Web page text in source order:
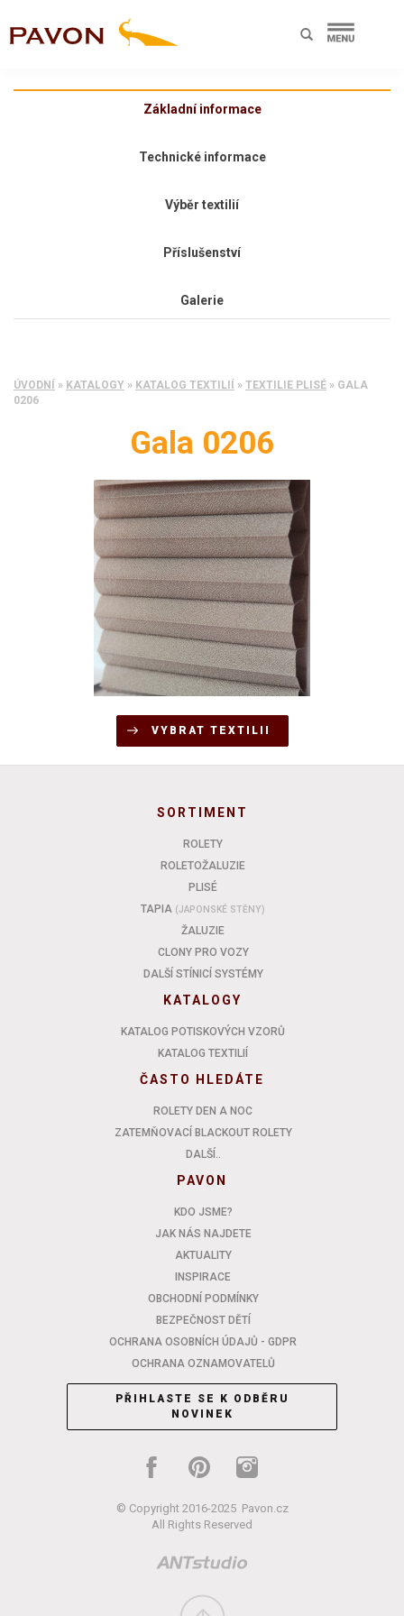
Základní informace
Technické informace
Výběr textilií
Příslušenství
Galerie
ÚVODNÍ » KATALOGY » KATALOG TEXTILIÍ » TEXTILIE PLISÉ » GALA
0206
Gala 0206
VYBRAT TEXTILII
SORTIMENT
ROLETY
ROLETOŽALUZIE
PLISÉ
TAPIA (JAPONSKÉ STĚNY)
ŽALUZIE
CLONY PRO VOZY
DALŠÍ STÍNICÍ SYSTÉMY
KATALOGY
KATALOG POTISKOVÝCH VZORŮ
KATALOG TEXTILIÍ
ČASTO HLEDÁTE
ROLETY DEN A NOC
ZATEMŇOVACÍ BLACKOUT ROLETY
DALŠÍ..
PAVON
KDO JSME?
JAK NÁS NAJDETE
AKTUALITY
INSPIRACE
OBCHODNÍ PODMÍNKY
BEZPEČNOST DĚTÍ
OCHRANA OSOBNÍCH ÚDAJŮ - GDPR
OCHRANA OZNAMOVATELŮ
PŘIHLASTE SE K ODBĚRU
NOVINEK
© Copyright 2016-2025 Pavon.cz
All Rights Reserved